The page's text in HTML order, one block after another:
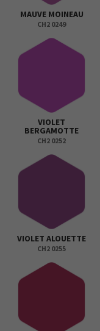
MAUVE MOINEAU
CH2 0249
VIOLET
BERGAMOTTE
CH2 0252
VIOLET ALOUETTE
CH2 0255